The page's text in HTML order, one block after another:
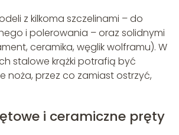
z kilkoma szczelinami – do
i polerowania – oraz solidnymi
ceramika, węglik wolframu). W
stalowe krążki potrafią być
noża, przez co zamiast ostrzyć,
i ceramiczne pręty